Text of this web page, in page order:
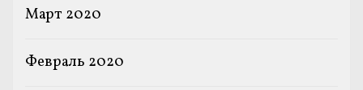
Март 2020
Февраль 2020